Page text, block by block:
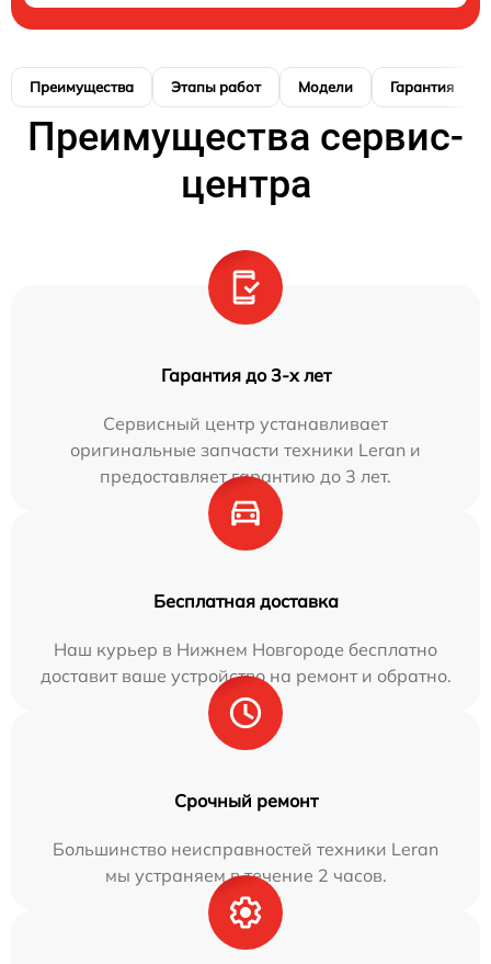
Преимущества Этапы работ Модели Гарантия
Преимущества сервис-
центра
Гарантия до 3-х лет
Сервисный центр устанавливает
оригинальные запчасти техники Leran и
предоставляет гарантию до 3 лет.
Бесплатная доставка
Наш курьер в Нижнем Новгороде бесплатно
доставит ваше устройство на ремонт и обратно.
Срочный ремонт
Большинство неисправностей техники Leran
мы устраняем в течение 2 часов.